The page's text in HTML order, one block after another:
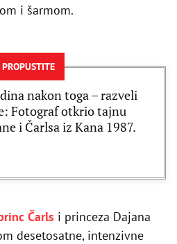
i šarmom.
nakon toga – razveli
Fotograf otkrio tajnu
i Čarlsa iz Kana 1987.
Čarls i princeza Dajana
desetosatne, intenzivne